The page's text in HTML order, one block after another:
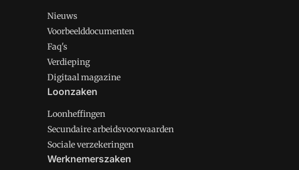
Nieuws
Voorbeelddocumenten
Faq's
Verdieping
Digitaal magazine
Loonzaken
Loonheffingen
Secundaire arbeidsvoorwaarden
Sociale verzekeringen
Werknemerszaken